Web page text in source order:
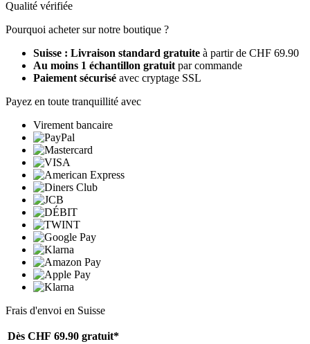
Qualité vérifiée
Pourquoi acheter sur notre boutique ?
Suisse : Livraison standard gratuite à partir de CHF 69.90
Au moins 1 échantillon gratuit par commande
Paiement sécurisé avec cryptage SSL
Payez en toute tranquillité avec
Virement bancaire
Frais d'envoi en Suisse
Dès CHF 69.90 gratuit*